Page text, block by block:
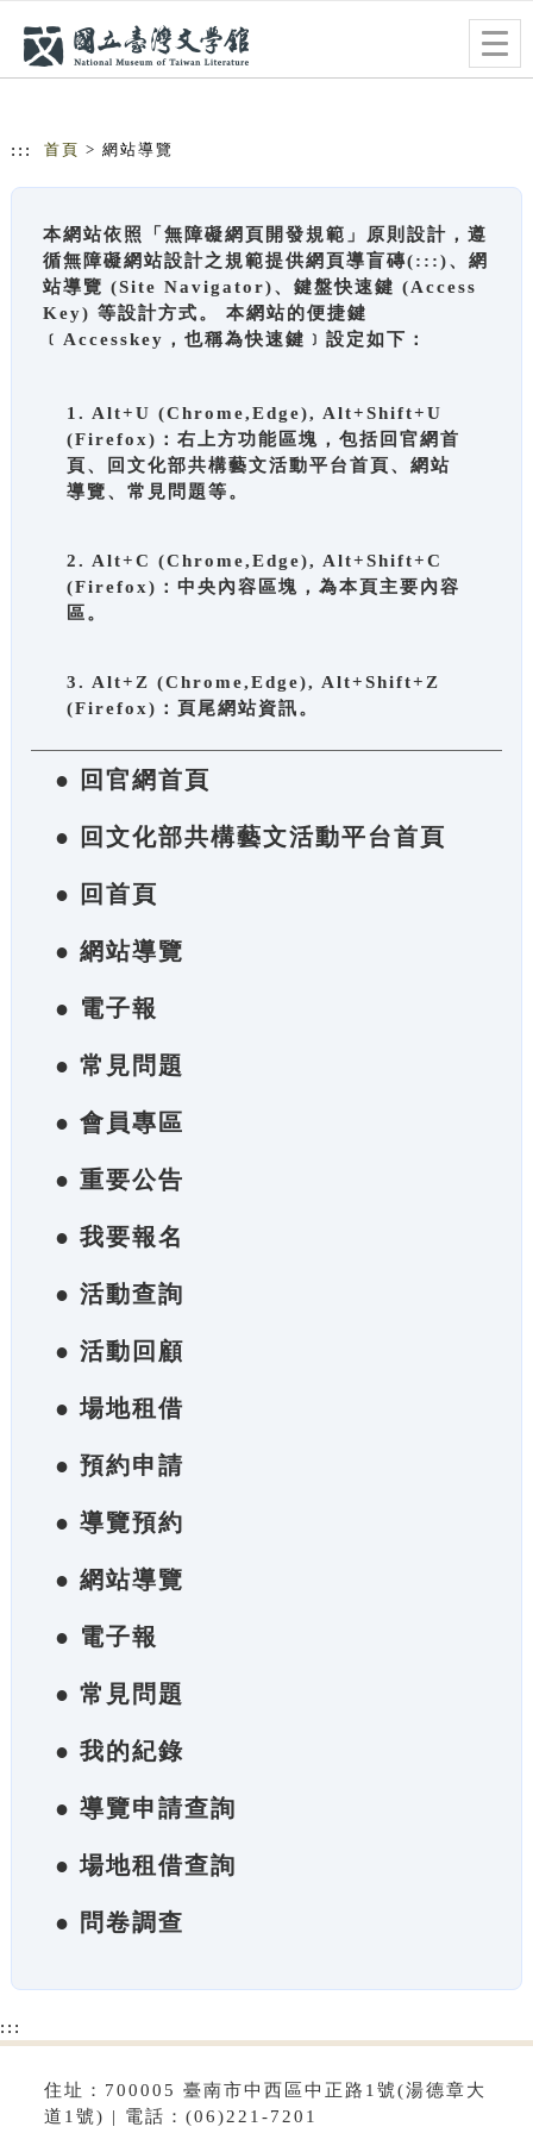
::: 首頁 > 網站導覽
本網站依照「無障礙網頁開發規範」原則設計，遵
循無障礙網站設計之規範提供網頁導盲磚(:::)、網
站導覽 (Site Navigator)、鍵盤快速鍵 (Access
Key) 等設計方式。 本網站的便捷鍵
﹝Accesskey，也稱為快速鍵﹞設定如下：
1. Alt+U (Chrome,Edge), Alt+Shift+U
(Firefox)：右上方功能區塊，包括回官網首
頁、回文化部共構藝文活動平台首頁、網站
導覽、常見問題等。
2. Alt+C (Chrome,Edge), Alt+Shift+C
(Firefox)：中央內容區塊，為本頁主要內容
區。
3. Alt+Z (Chrome,Edge), Alt+Shift+Z
(Firefox)：頁尾網站資訊。
● 回官網首頁
● 回文化部共構藝文活動平台首頁
● 回首頁
● 網站導覽
● 電子報
● 常見問題
● 會員專區
● 重要公告
● 我要報名
● 活動查詢
● 活動回顧
● 場地租借
● 預約申請
● 導覽預約
● 網站導覽
● 電子報
● 常見問題
● 我的紀錄
● 導覽申請查詢
● 場地租借查詢
● 問卷調查
:::
住址：700005 臺南市中西區中正路1號(湯德章大
道1號) | 電話：(06)221-7201